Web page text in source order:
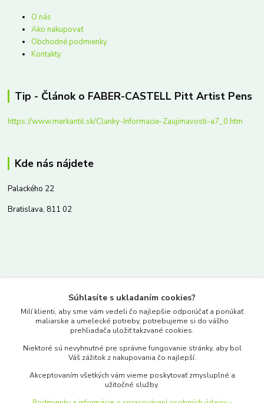
O nás
Ako nakupovať
Obchodné podmienky
Kontakty
Tip - Článok o FABER-CASTELL Pitt Artist Pens
https://www.merkantil.sk/Clanky-Informacie-Zaujimavosti-a7_0.htm
Kde nás nájdete
Palackého 22
Bratislava, 811 02
www.merkantil.sk
Pondelok-Piatok: 9.00-17.00hod.
objednavky@merkantil-obchod.sk
Súhlasíte s ukladaním cookies?
Milí klienti, aby sme vám vedeli čo najlepšie odporúčať a ponúkať
maliarske a umelecké potreby, potrebujeme si do vášho
prehliadača uložiť takzvané cookies.
Niektoré sú nevyhnutné pre správne fungovanie stránky, aby bol
Váš zážitok z nakupovania čo najlepší.
Akceptovaním všetkých vám vieme poskytovať zmysluplné a
užitočné služby.